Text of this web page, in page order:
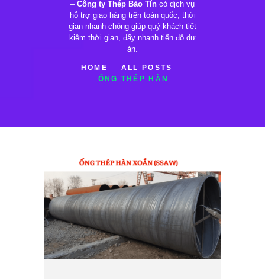
– Công ty Thép Bảo Tín có dịch vụ
hỗ trợ giao hàng trên toàn quốc, thời
gian nhanh chóng giúp quý khách tiết
kiệm thời gian, đẩy nhanh tiến độ dự
án.
HOME
ALL POSTS
ỐNG THÉP HÀN